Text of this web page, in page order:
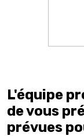
L'équipe
de vous
prévues